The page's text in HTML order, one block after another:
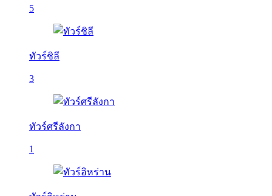
5
ทัวร์ชิลี
3
ทัวร์ศรีลังกา
1